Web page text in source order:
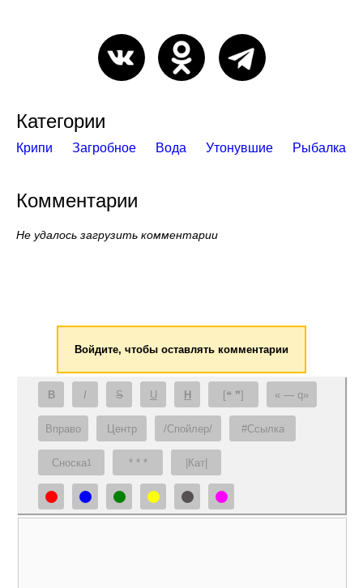
Категории
Крипи Загробное Вода Утонувшие Рыбалка
Комментарии
Не удалось загрузить комментарии
Войдите, чтобы оставлять комментарии
B I S U H [❝ ❞] — q
Вправо Центр /Спойлер/ #Ссылка
Сноска1 * * * |Кат|